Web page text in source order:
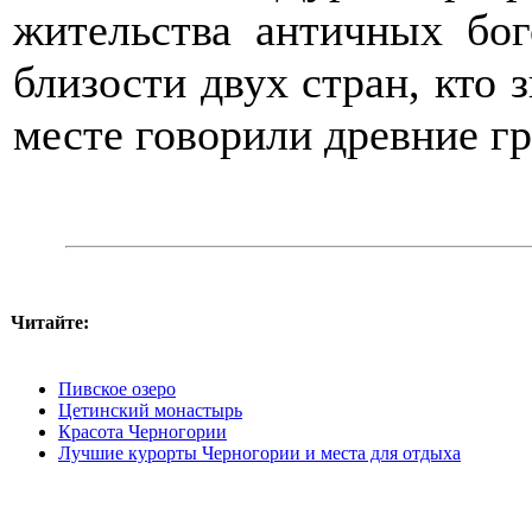
жительства античных
близости двух стран, кто
месте говорили древние
Читайте:
Пивское озеро
Цетинский монастырь
Красота Черногории
Лучшие курорты Черногории и места для отдыха